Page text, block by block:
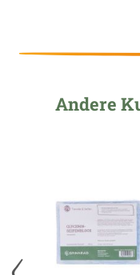
Andere